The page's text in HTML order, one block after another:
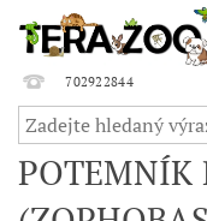
702922844
POTEMNÍK